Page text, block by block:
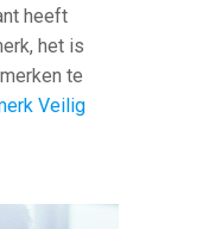
heeft
het is
te
Veilig